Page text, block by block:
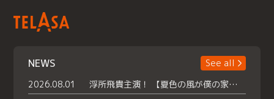
NEWS
See all
2026.08.01
浮所飛貴主演！ 【夏色の風が僕の家にやってきた】 本日よりテラサで独占配信スタート！